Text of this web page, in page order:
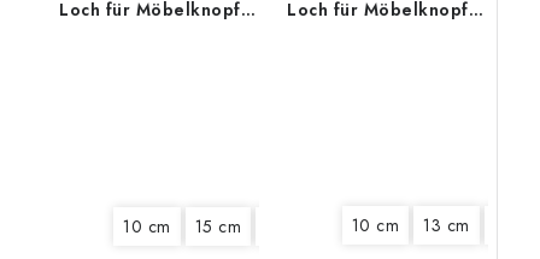
Loch für Möbelknopf -
10 cm 15 cm
Loch für Möbelknopf -
10 cm 13 cm